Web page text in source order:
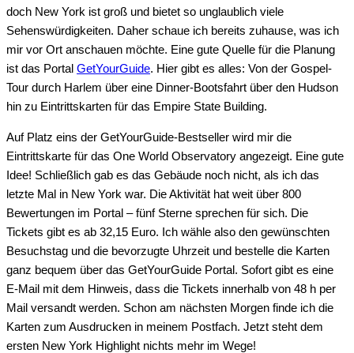
doch New York ist groß und bietet so unglaublich viele
Sehenswürdigkeiten. Daher schaue ich bereits zuhause, was ich
mir vor Ort anschauen möchte. Eine gute Quelle für die Planung
ist das Portal GetYourGuide. Hier gibt es alles: Von der Gospel-
Tour durch Harlem über eine Dinner-Bootsfahrt über den Hudson
hin zu Eintrittskarten für das Empire State Building.
Auf Platz eins der GetYourGuide-Bestseller wird mir die
Eintrittskarte für das One World Observatory angezeigt. Eine gute
Idee! Schließlich gab es das Gebäude noch nicht, als ich das
letzte Mal in New York war. Die Aktivität hat weit über 800
Bewertungen im Portal – fünf Sterne sprechen für sich. Die
Tickets gibt es ab 32,15 Euro. Ich wähle also den gewünschten
Besuchstag und die bevorzugte Uhrzeit und bestelle die Karten
ganz bequem über das GetYourGuide Portal. Sofort gibt es eine
E-Mail mit dem Hinweis, dass die Tickets innerhalb von 48 h per
Mail versandt werden. Schon am nächsten Morgen finde ich die
Karten zum Ausdrucken in meinem Postfach. Jetzt steht dem
ersten New York Highlight nichts mehr im Wege!